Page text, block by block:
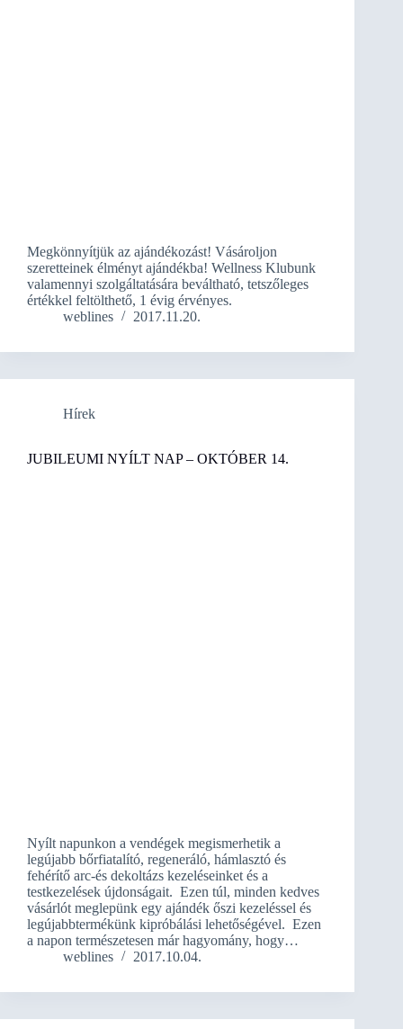
Megkönnyítjük az ajándékozást! Vásároljon
szeretteinek élményt ajándékba! Wellness Klubunk
valamennyi szolgáltatására beváltható, tetszőleges
értékkel feltölthető, 1 évig érvényes.
weblines
2017.11.20.
Hírek
JUBILEUMI NYÍLT NAP – OKTÓBER 14.
Nyílt napunkon a vendégek megismerhetik a
legújabb bőrfiatalító, regeneráló, hámlasztó és
fehérítő arc-és dekoltázs kezeléseinket és a
testkezelések újdonságait. Ezen túl, minden kedves
vásárlót meglepünk egy ajándék őszi kezeléssel és
legújabbtermékünk kipróbálási lehetőségével. Ezen
a napon természetesen már hagyomány, hogy…
weblines
2017.10.04.